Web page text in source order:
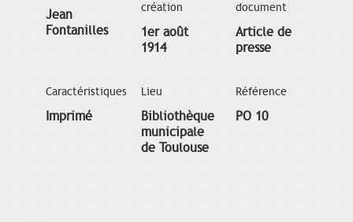
Jean
Fontanilles
création
1er août
1914
document
Article de
presse
Caractéristiques
Imprimé
Lieu
Bibliothèque
municipale
de Toulouse
Référence
PO 10